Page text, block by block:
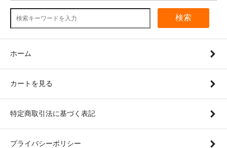
検索
ホーム
カートを見る
特定商取引法に基づく表記
プライバシーポリシー